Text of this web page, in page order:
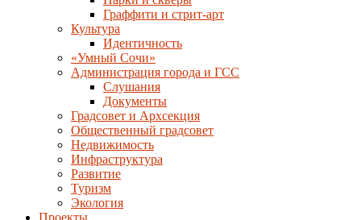
Граффити и стрит-арт
Культура
Идентичность
«Умный Сочи»
Администрация города и ГСС
Слушания
Документы
Градсовет и Архсекция
Общественный градсовет
Недвижимость
Инфраструктура
Развитие
Туризм
Экология
Проекты